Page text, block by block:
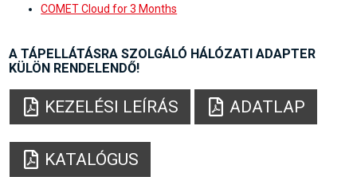
COMET Cloud for 3 Months
A TÁPELLÁTÁSRA SZOLGÁLÓ HÁLÓZATI ADAPTER
KÜLÖN RENDELENDŐ!
KEZELÉSI LEÍRÁS ADATLAP
KATALÓGUS